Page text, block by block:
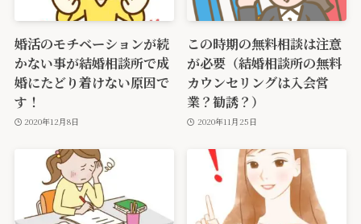
婚活のモチベーションが続
かない事が結婚相談所で成
婚にたどり着けない原因で
す！
2020年12月8日
この時期の無料相談は注意
が必要（結婚相談所の無料
カウンセリングは入会営
業？勧誘？）
2020年11月25日